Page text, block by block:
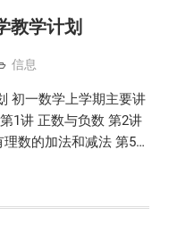
教学计划
信息
初一数学上学期主要讲
1讲 正数与负数 第2讲
数的加法和减法 第5…